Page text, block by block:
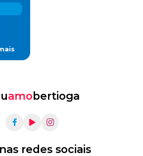
amobertioga
redes sociais